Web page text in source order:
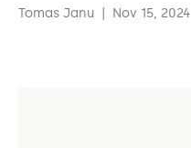
Tomas Janu Nov 15, 2024